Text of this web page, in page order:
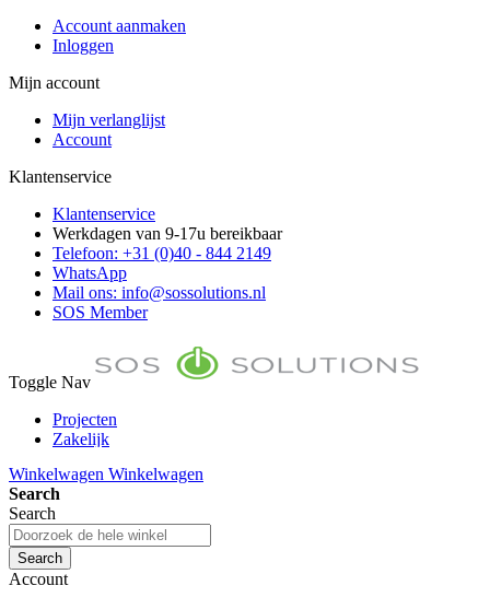
Account aanmaken
Inloggen
Mijn account
Mijn verlanglijst
Account
Klantenservice
Klantenservice
Werkdagen van 9-17u bereikbaar
Telefoon: +31 (0)40 - 844 2149
WhatsApp
Mail ons: info@sossolutions.nl
SOS Member
Toggle Nav
Projecten
Zakelijk
Toon prijzen Incl. BTW
Toon prijzen Excl. BTW
Winkelwagen Winkelwagen
Search
Search
Search
Account